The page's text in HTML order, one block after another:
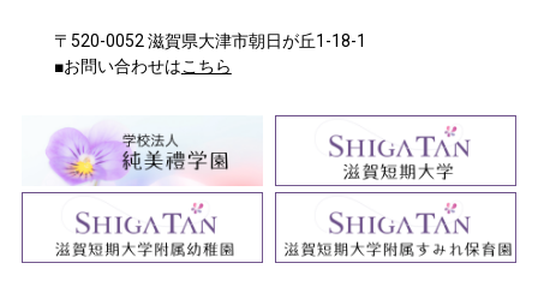
〒520-0052 滋賀県大津市朝日が丘1-18-1
■お問い合わせはこちら